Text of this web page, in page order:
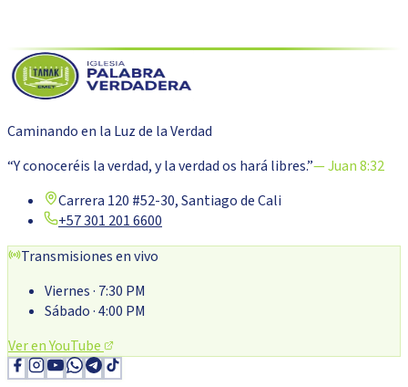
Caminando en la Luz de la Verdad
“Y conoceréis la verdad, y la verdad os hará libres.”— Juan 8:32
Carrera 120 #52-30, Santiago de Cali
+57 301 201 6600
Transmisiones en vivo
Viernes· 7:30 PM
Sábado· 4:00 PM
Ver en YouTube